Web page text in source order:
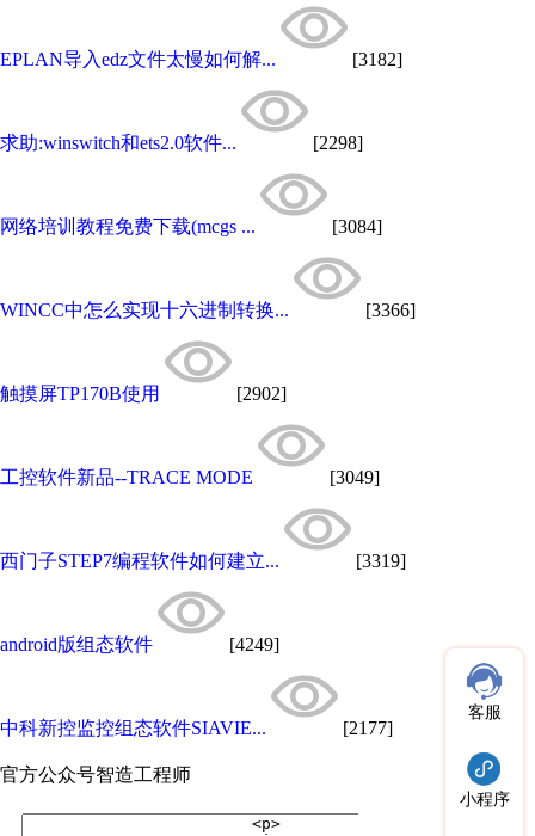
EPLAN导入edz文件太慢如何解... [3182]
求助:winswitch和ets2.0软件... [2298]
网络培训教程免费下载(mcgs ... [3084]
WINCC中怎么实现十六进制转换... [3366]
触摸屏TP170B使用 [2902]
工控软件新品--TRACE MODE [3049]
西门子STEP7编程软件如何建立... [3319]
android版组态软件 [4249]
中科新控监控组态软件SIAVIE... [2177]
官方公众号智造工程师
客服
小程序